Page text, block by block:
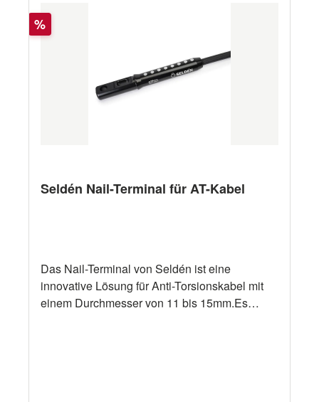
Rabatt
%
Seldén Nail-Terminal für AT-Kabel
Das Nail-Terminal von Seldén ist eine
innovative Lösung für Anti-Torsionskabel mit
einem Durchmesser von 11 bis 15mm.Es